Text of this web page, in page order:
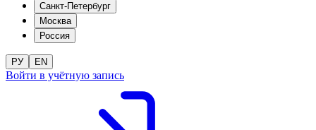
Санкт-Петербург
Москва
Россия
РУ EN
Войти в учётную запись